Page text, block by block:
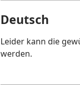
Deutsch
Leider kann die
werden.